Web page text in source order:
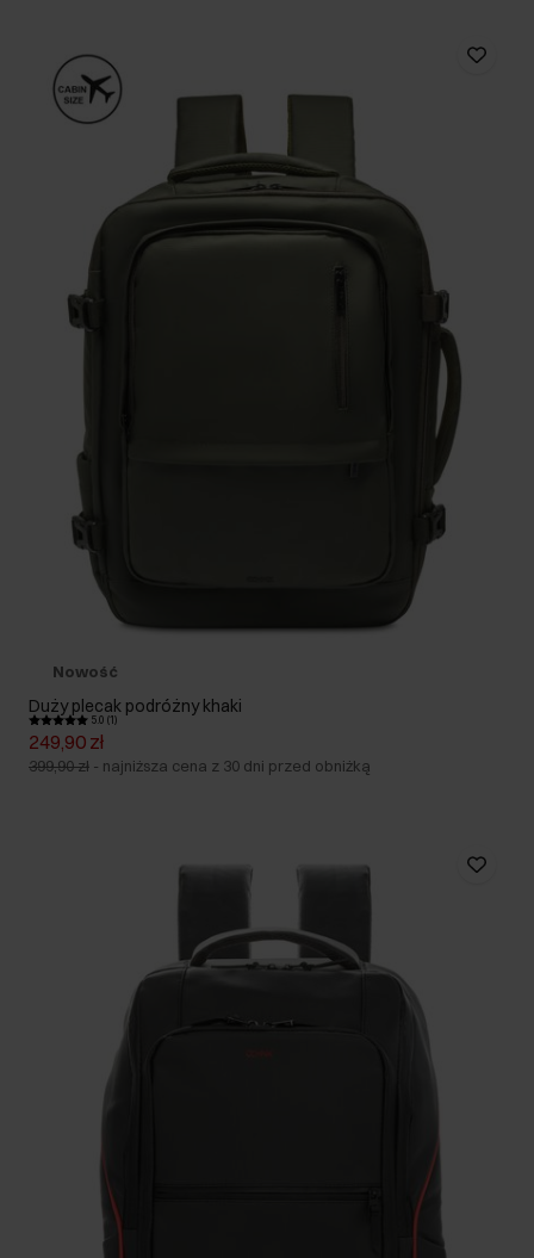
Nowość
Duży plecak podróżny khaki
5.0 (1)
249,90 zł
399,90 zł - najniższa cena z 30 dni przed obniżką